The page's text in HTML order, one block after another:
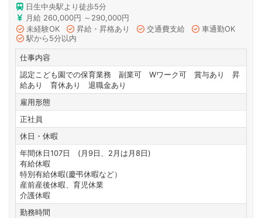
日生中央駅より徒歩5分
月給 260,000円 ～290,000円
未経験OK
昇給・昇格あり 交通費支給
車通勤OK
駅から5分以内
仕事内容
認定こども園での保育業務 副業可 Wワーク可 賞与あり 昇
給あり 育休あり 退職金あり
雇用形態
正社員
休日・休暇
年間休日107日 (月9日、2月は月8日)
有給休暇
特別有給休暇(慶弔休暇など）
産前産後休暇、育児休業
介護休暇
勤務時間